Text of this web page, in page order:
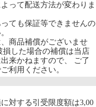
って配送方法が変わりま
ても保証等できませんの
商品補償がございませ
損した場合の補償は当店
来かねますので、 ご了
利用ください。
対する引受限度額は3,00